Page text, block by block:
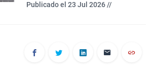
Publicado el 23 Jul 2026 //